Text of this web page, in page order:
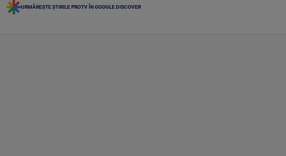
URMĂREȘTE ȘTIRILE PROTV ÎN GOOGLE DISCOVER